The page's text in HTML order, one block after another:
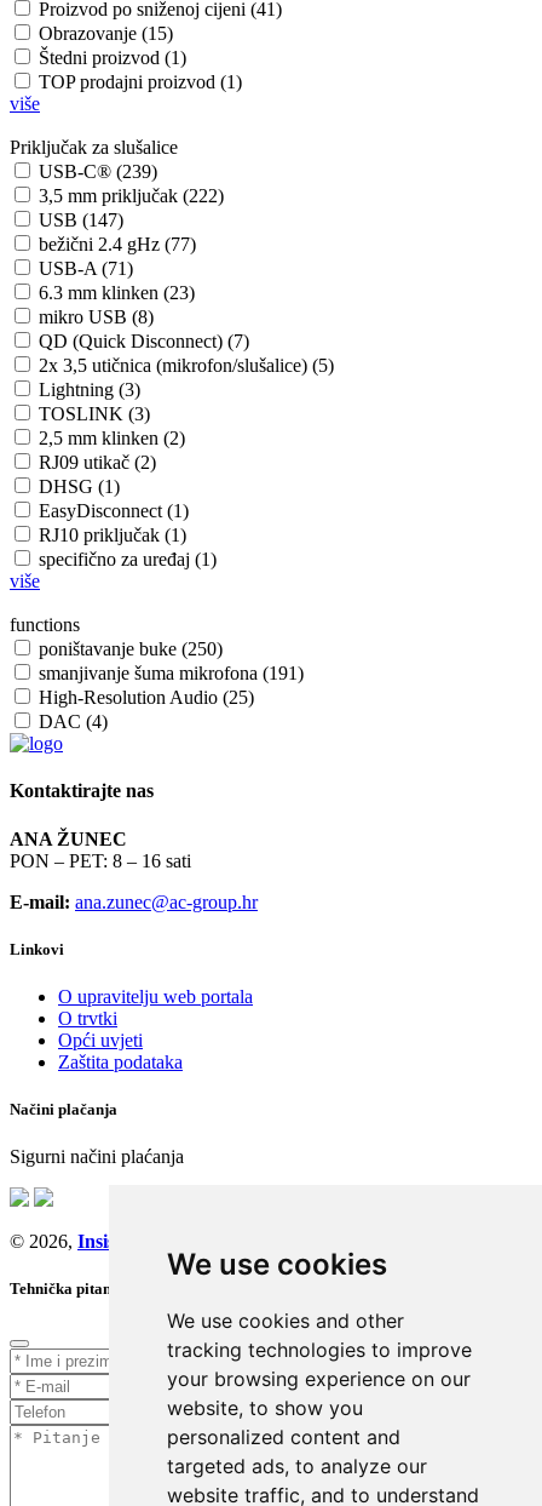
We use cookies
We use cookies and other
tracking technologies to improve
your browsing experience on our
website, to show you
personalized content and
targeted ads, to analyze our
website traffic, and to understand
Proizvod po sniženoj cijeni (41)
Obrazovanje (15)
Štedni proizvod (1)
TOP prodajni proizvod (1)
više
Priključak za slušalice
USB-C® (239)
3,5 mm priključak (222)
USB (147)
bežični 2.4 gHz (77)
USB-A (71)
6.3 mm klinken (23)
mikro USB (8)
QD (Quick Disconnect) (7)
2x 3,5 utičnica (mikrofon/slušalice) (5)
Lightning (3)
TOSLINK (3)
2,5 mm klinken (2)
RJ09 utikač (2)
DHSG (1)
EasyDisconnect (1)
RJ10 priključak (1)
specifično za uređaj (1)
više
functions
poništavanje buke (250)
smanjivanje šuma mikrofona (191)
High-Resolution Audio (25)
DAC (4)
Kontaktirajte nas
ANA ŽUNEC
PON – PET: 8 – 16 sati
E-mail: ana.zunec@ac-group.hr
Linkovi
O upravitelju web portala
O trvtki
Opći uvjeti
Zaštita podataka
Načini plačanja
Sigurni načini plaćanja
© 2026, Insist d.o.o.
Tehnička pitanja